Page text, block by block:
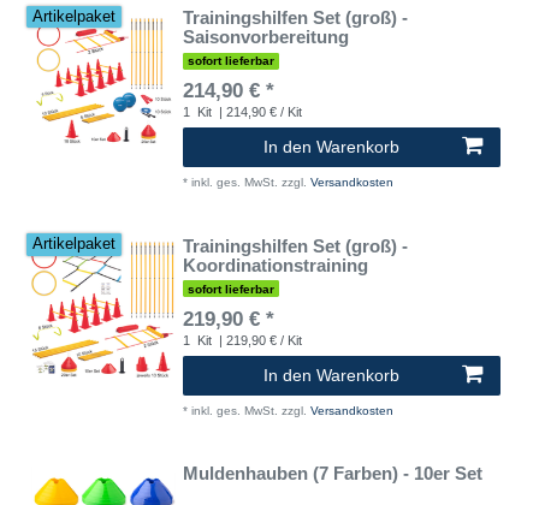
Artikelpaket
Trainingshilfen Set (groß) -
Saisonvorbereitung
sofort lieferbar
214,90 € *
1 Kit | 214,90 € / Kit
In den Warenkorb
* inkl. ges. MwSt. zzgl. Versandkosten
Artikelpaket
Trainingshilfen Set (groß) -
Koordinationstraining
sofort lieferbar
219,90 € *
1 Kit | 219,90 € / Kit
In den Warenkorb
* inkl. ges. MwSt. zzgl. Versandkosten
Muldenhauben (7 Farben) - 10er Set